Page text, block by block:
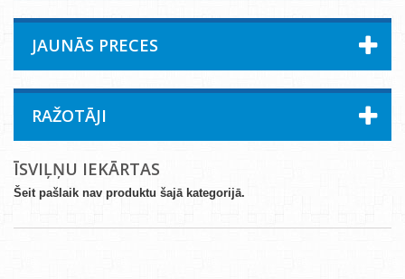
JAUNĀS PRECES
RAŽOTĀJI
ĪSVIĻŅU IEKĀRTAS
Šeit pašlaik nav produktu šajā kategorijā.